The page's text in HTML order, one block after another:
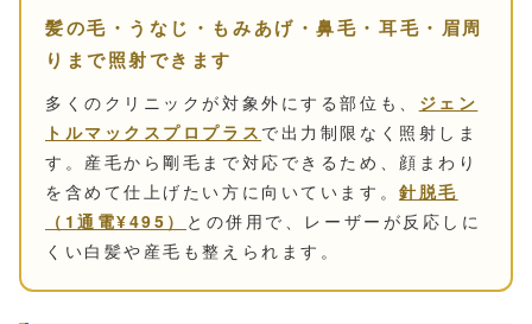
髪の毛・うなじ・もみあげ・鼻毛・耳毛・眉周
りまで照射できます
多くのクリニックが対象外にする部位も、 ジェン
トルマックスプロプラス で出力制限なく照射しま
す。産毛から剛毛まで対応できるため、顔まわり
を含めて仕上げたい方に向いています。針脱毛
（1通電¥495） との併用で、レーザーが反応しに
くい白髪や産毛も整えられます。